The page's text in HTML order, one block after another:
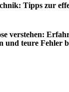
Tipps zur
verstehen:
und teure Fehler